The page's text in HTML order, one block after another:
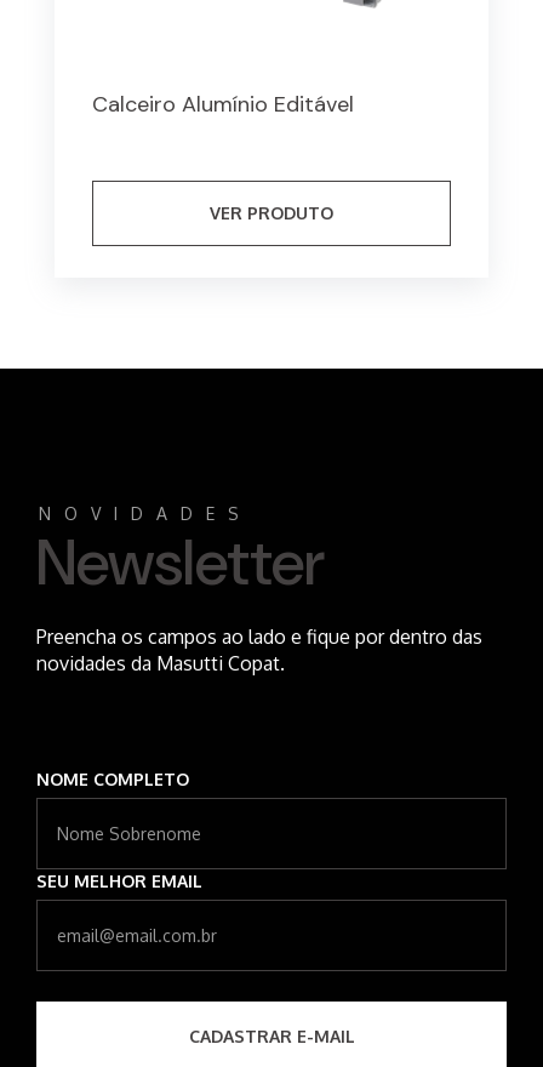
Calceiro Alumínio Editável
VER PRODUTO
NOVIDADES
Newsletter
Preencha os campos ao lado e fique por dentro das
novidades da Masutti Copat.
NOME COMPLETO
SEU MELHOR EMAIL